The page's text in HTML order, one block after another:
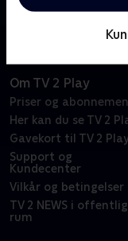
psykologisk thriller.
Om TV 2 Play
Priser og
Her kan du se TV 2
Gavekort til TV 2 Play
Support og
Kundecenter
Vilkår og betingelser
TV 2 NEWS i
rum